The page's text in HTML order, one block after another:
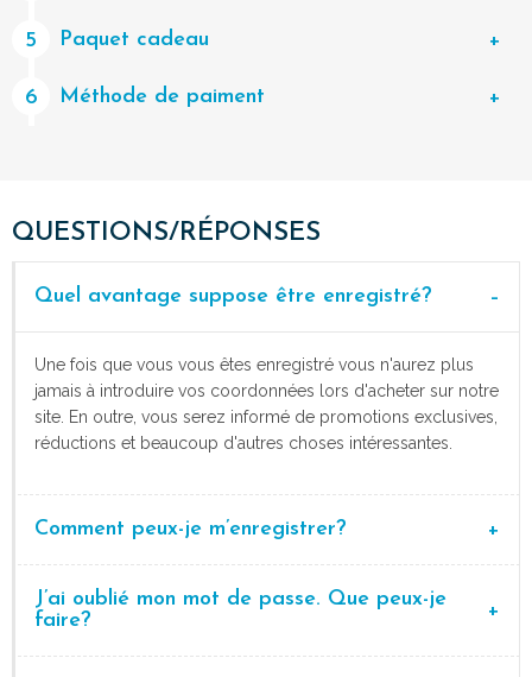
5 Paquet cadeau
6 Méthode de paiment
QUESTIONS/RÉPONSES
Quel avantage suppose être enregistré?
Une fois que vous vous êtes enregistré vous n'aurez plus
jamais à introduire vos coordonnées lors d'acheter sur notre
site. En outre, vous serez informé de promotions exclusives,
réductions et beaucoup d'autres choses intéressantes.
Comment peux-je m’enregistrer?
J’ai oublié mon mot de passe. Que peux-je
faire?